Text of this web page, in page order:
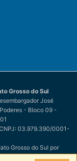
Grosso do Sul
José
- Bloco 09 -
03.979.390/0001-
Grosso do Sul por